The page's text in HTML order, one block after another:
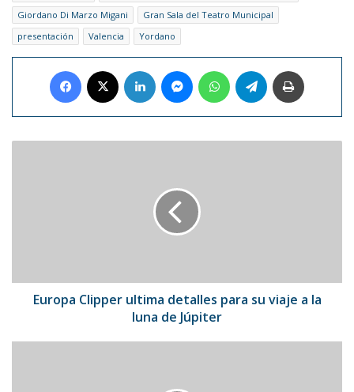
Giordano Di Marzo Migani
Gran Sala del Teatro Municipal
presentación
Valencia Yordano
Facebook LinkedIn MessengerWhatsAppTelegram
la
Europa Clipper ultima detalles para su viaje a la
luna de Júpiter